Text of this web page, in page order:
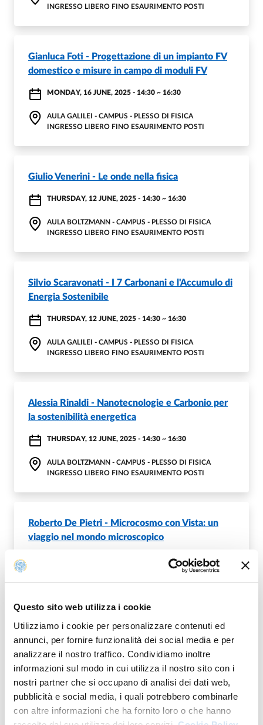
Questo sito web utilizza i cookie
Utilizziamo i cookie per personalizzare contenuti ed
annunci, per fornire funzionalità dei social media e per
analizzare il nostro traffico. Condividiamo inoltre
informazioni sul modo in cui utilizza il nostro sito con i
nostri partner che si occupano di analisi dei dati web,
pubblicità e social media, i quali potrebbero combinarle
con altre informazioni che ha fornito loro o che hanno
INGRESSO LIBERO FINO ESAURIMENTO POSTI
Gianluca Foti - Progettazione di un impianto FV
domestico e misure in campo di moduli FV
MONDAY, 16 JUNE, 2025 - 14:30 ~ 16:30
AULA GALILEI - CAMPUS - PLESSO DI FISICA
INGRESSO LIBERO FINO ESAURIMENTO POSTI
Giulio Venerini - Le onde nella fisica
THURSDAY, 12 JUNE, 2025 - 14:30 ~ 16:30
AULA BOLTZMANN - CAMPUS - PLESSO DI FISICA
INGRESSO LIBERO FINO ESAURIMENTO POSTI
Silvio Scaravonati - I 7 Carbonani e l'Accumulo di
Energia Sostenibile
THURSDAY, 12 JUNE, 2025 - 14:30 ~ 16:30
AULA GALILEI - CAMPUS - PLESSO DI FISICA
INGRESSO LIBERO FINO ESAURIMENTO POSTI
Alessia Rinaldi - Nanotecnologie e Carbonio per
la sostenibilità energetica
THURSDAY, 12 JUNE, 2025 - 14:30 ~ 16:30
AULA BOLTZMANN - CAMPUS - PLESSO DI FISICA
INGRESSO LIBERO FINO ESAURIMENTO POSTI
Roberto De Pietri - Microcosmo con Vista: un
viaggio nel mondo microscopico
12:00
AULA GALILEI - CAMPUS - PLESSO DI FISICA
Stefano Pasini - Caratterizzazione e realizzazione
di celle solari a film sottile
WEDNESDAY, 11 JUNE, 2025 - 14:30~ 16:30
AULA BOHR - CAMPUS - PLESSO DI FISICA
INGRESSO LIBERO FINO ESAURIMENTO POSTI